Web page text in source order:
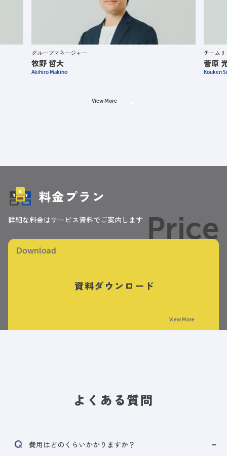
グループマネージャー
牧野 哲大
Akihiro Makino
チーム
菅原
Kouken
View More
料金プラン
詳細な料金はサービス資料でご案内します
Download
資料ダウンロード
View More
Price
よくある質問
費用はどのくらいかかりますか？